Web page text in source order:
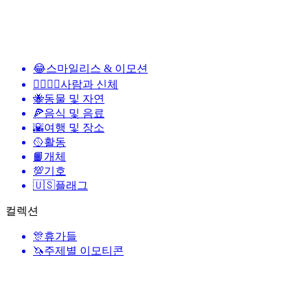
😂스마일리스 & 이모션
👩‍❤️‍💋‍👨사람과 신체
🐝동물 및 자연
🍕음식 및 음료
🌇여행 및 장소
🥎활동
📙개체
💯기호
🇺🇸플래그
컬렉션
🎊휴가들
🦄주제별 이모티콘